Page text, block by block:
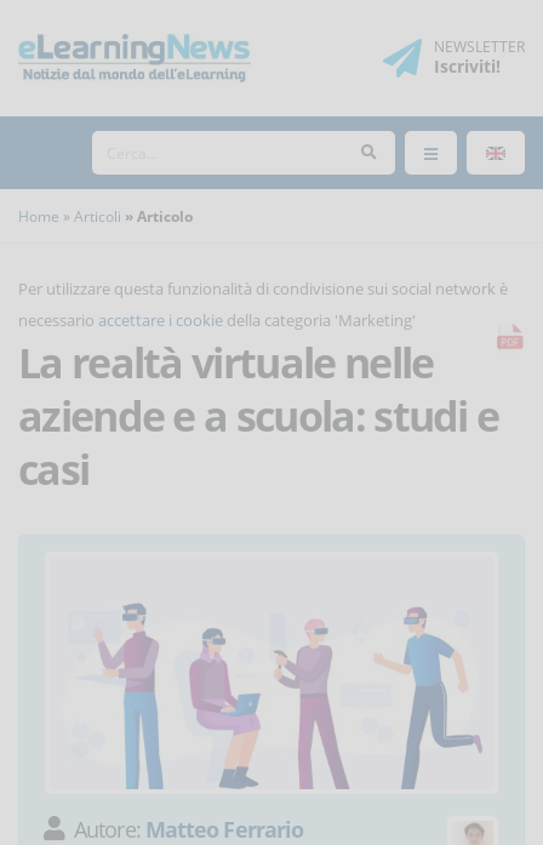
NEWSLETTER
Iscriviti!
Home Articoli Articolo
Per utilizzare questa funzionalità di condivisione sui social network è
necessario accettare i cookie della categoria 'Marketing'
La realtà virtuale nelle
aziende e a scuola: studi e
casi
Autore: Matteo Ferrario